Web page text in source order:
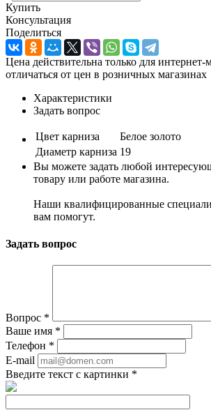
Купить
Консультация
Поделиться
Цена действительна только для
отличаться от цен в розничных магазинах
Характеристики
Задать вопрос
Цвет карниза
Белое золото
Диаметр карниза 19
Вы можете задать любой
товару или работе магазина.
Наши квалифицированные
вам помогут.
Задать вопрос
Вопрос *
Ваше имя *
Телефон *
E-mail
Введите текст с картинки *